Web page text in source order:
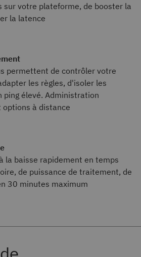
votre plateforme, de booster la
la latence
permettent de contrôler votre
les règles, d'isoler les
ping élevé. Administration
à distance
la baisse rapidement en temps
de puissance de traitement, de
30 minutes maximum